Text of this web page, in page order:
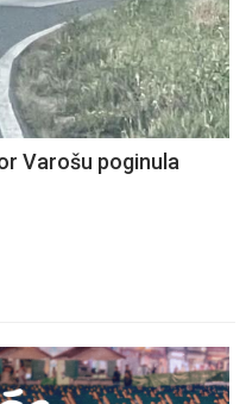
Varošu poginula